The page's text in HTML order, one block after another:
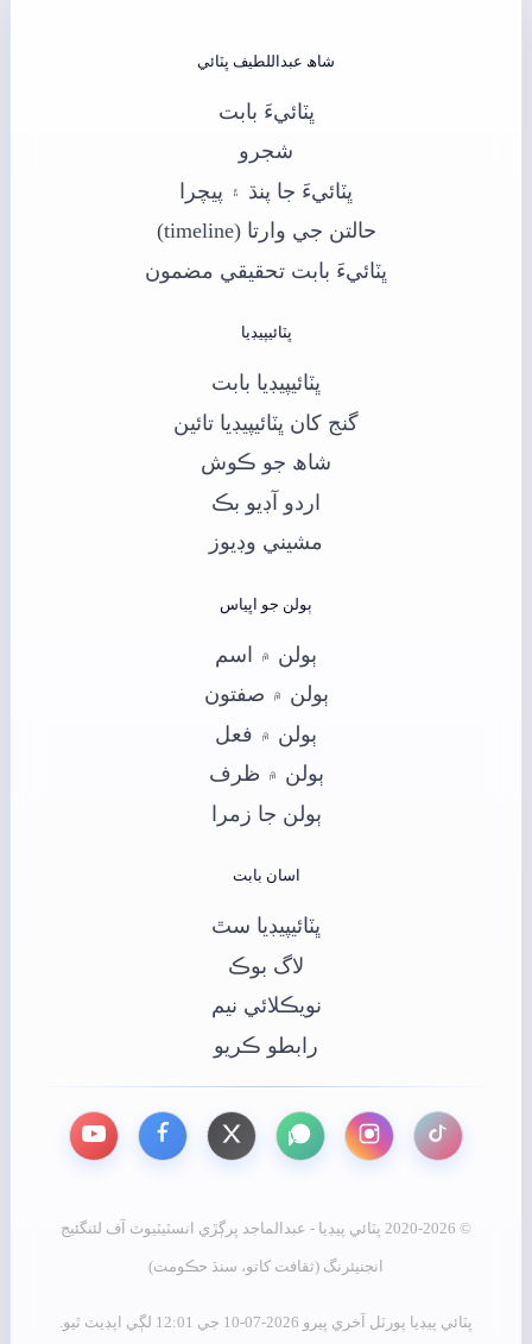
شاھ عبداللطيف ڀٽائي
ڀٽائيءَ بابت
شجرو
ڀٽائيءَ جا پنڌ ۽ پيچرا
حالتن جي وارتا (timeline)
ڀٽائيءَ بابت تحقيقي مضمون
ڀٽائيپيڊيا
ڀٽائيپيڊيا بابت
گنج کان ڀٽائيپيڊيا تائين
شاھ جو ڪوش
اردو آڊيو بڪ
مشيني وڊيوز
ٻولن جو اڀياس
ٻولن ۾ اسم
ٻولن ۾ صفتون
ٻولن ۾ فعل
ٻولن ۾ ظرف
ٻولن جا زمرا
اسان بابت
ڀٽائيپيڊيا سٿ
لاگ بوڪ
نويڪلائي نيم
رابطو ڪريو
© 2020-2026 ڀٽائي پيڊيا - عبدالماجد ڀرڳڙي انسٽيٽيوٽ آف لئنگئيج
انجنيئرنگ (ثقافت کاتو، سنڌ حڪومت)
ڀٽائي پيڊيا پورٽل آخري ڀيرو 2026-07-10 جي 12:01 لڳي اپڊيٽ ٿيو.